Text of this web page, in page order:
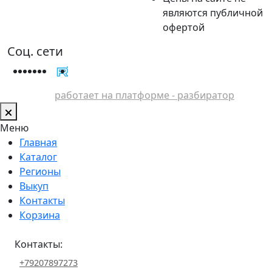
являются публичной
офертой
Соц. сети
работает на платформе - разбиратор
Меню
Главная
Каталог
Регионы
Выкуп
Контакты
Корзина
Контакты:
+79207897273